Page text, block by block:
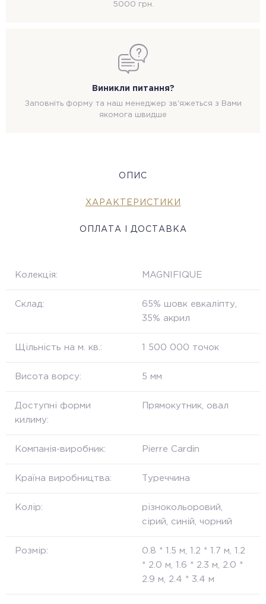
5000 грн.
Виникли питання?
Заповніть форму та наш менеджер зв'яжеться з Вами
якомога швидше
ОПИС
ХАРАКТЕРИСТИКИ
ОПЛАТА І ДОСТАВКА
Колекція: MAGNIFIQUE
Склад:
65% шовк евкаліпту,
35% акрил
Щільність на м. кв.: 1 500 000 точок
Висота ворсу: 5 мм
Доступні форми
килиму:
Прямокутник, овал
Компанія-виробник: Pierre Cardin
Країна виробництва: Туреччина
Колір:
різнокольоровий,
сірий, синій, чорний
Розмір:
0.8 * 1.5 м, 1.2 * 1.7 м, 1.2
* 2.0 м, 1.6 * 2.3 м, 2.0 *
2.9 м, 2.4 * 3.4 м